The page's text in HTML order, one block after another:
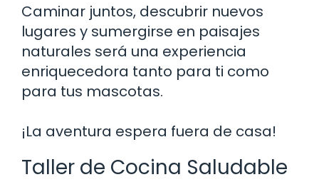
Caminar juntos, descubrir nuevos
lugares y sumergirse en paisajes
naturales será una experiencia
enriquecedora tanto para ti como
para tus mascotas.
¡La aventura espera fuera de casa!
Taller de Cocina Saludable